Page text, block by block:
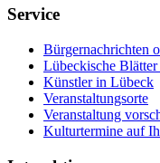
Service
Bürgernachrichten
Lübeckische
Künstler in Lübeck
Veranstaltungsorte
Veranstaltung
Kulturtermine auf